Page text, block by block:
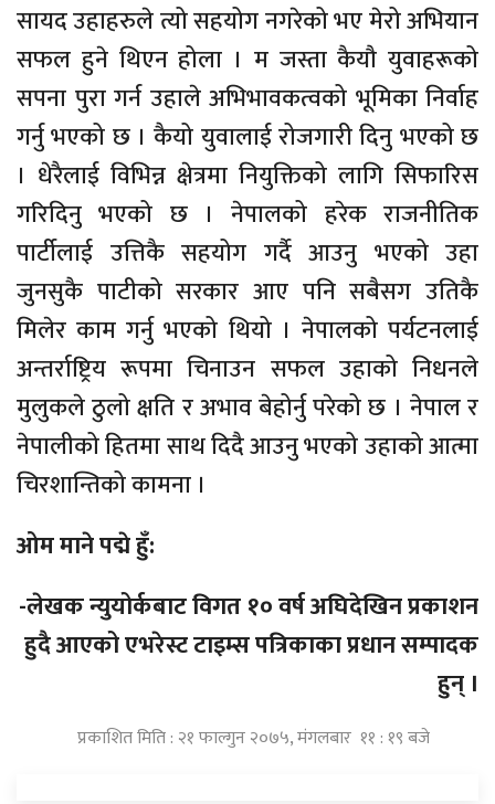
सायद उहाहरुले त्यो सहयोग नगरेको भए मेरो अभियान
सफल हुने थिएन होला । म जस्ता कैयौ युवाहरूको
सपना पुरा गर्न उहाले अभिभावकत्वको भूमिका निर्वाह
गर्नु भएको छ । कैयो युवालाई रोजगारी दिनु भएको छ
। धेरैलाई विभिन्न क्षेत्रमा नियुक्तिको लागि सिफारिस
गरिदिनु भएको छ । नेपालको हरेक राजनीतिक
पार्टीलाई उत्तिकै सहयोग गर्दै आउनु भएको उहा
जुनसुकै पाटीको सरकार आए पनि सबैसग उतिकै
मिलेर काम गर्नु भएको थियो । नेपालको पर्यटनलाई
अन्तर्राष्ट्रिय रूपमा चिनाउन सफल उहाको निधनले
मुलुकले ठुलो क्षति र अभाव बेहोर्नु परेको छ । नेपाल र
नेपालीको हितमा साथ दिदै आउनु भएको उहाको आत्मा
चिरशान्तिको कामना ।
ओम माने पद्मे हुँ:
-लेखक न्युयोर्कबाट विगत १० वर्ष अघिदेखिन प्रकाशन
हुदै आएको एभरेस्ट टाइम्स पत्रिकाका प्रधान सम्पादक
हुन् ।
प्रकाशित मिति : २१ फाल्गुन २०७५, मंगलबार ११ : १९ बजे